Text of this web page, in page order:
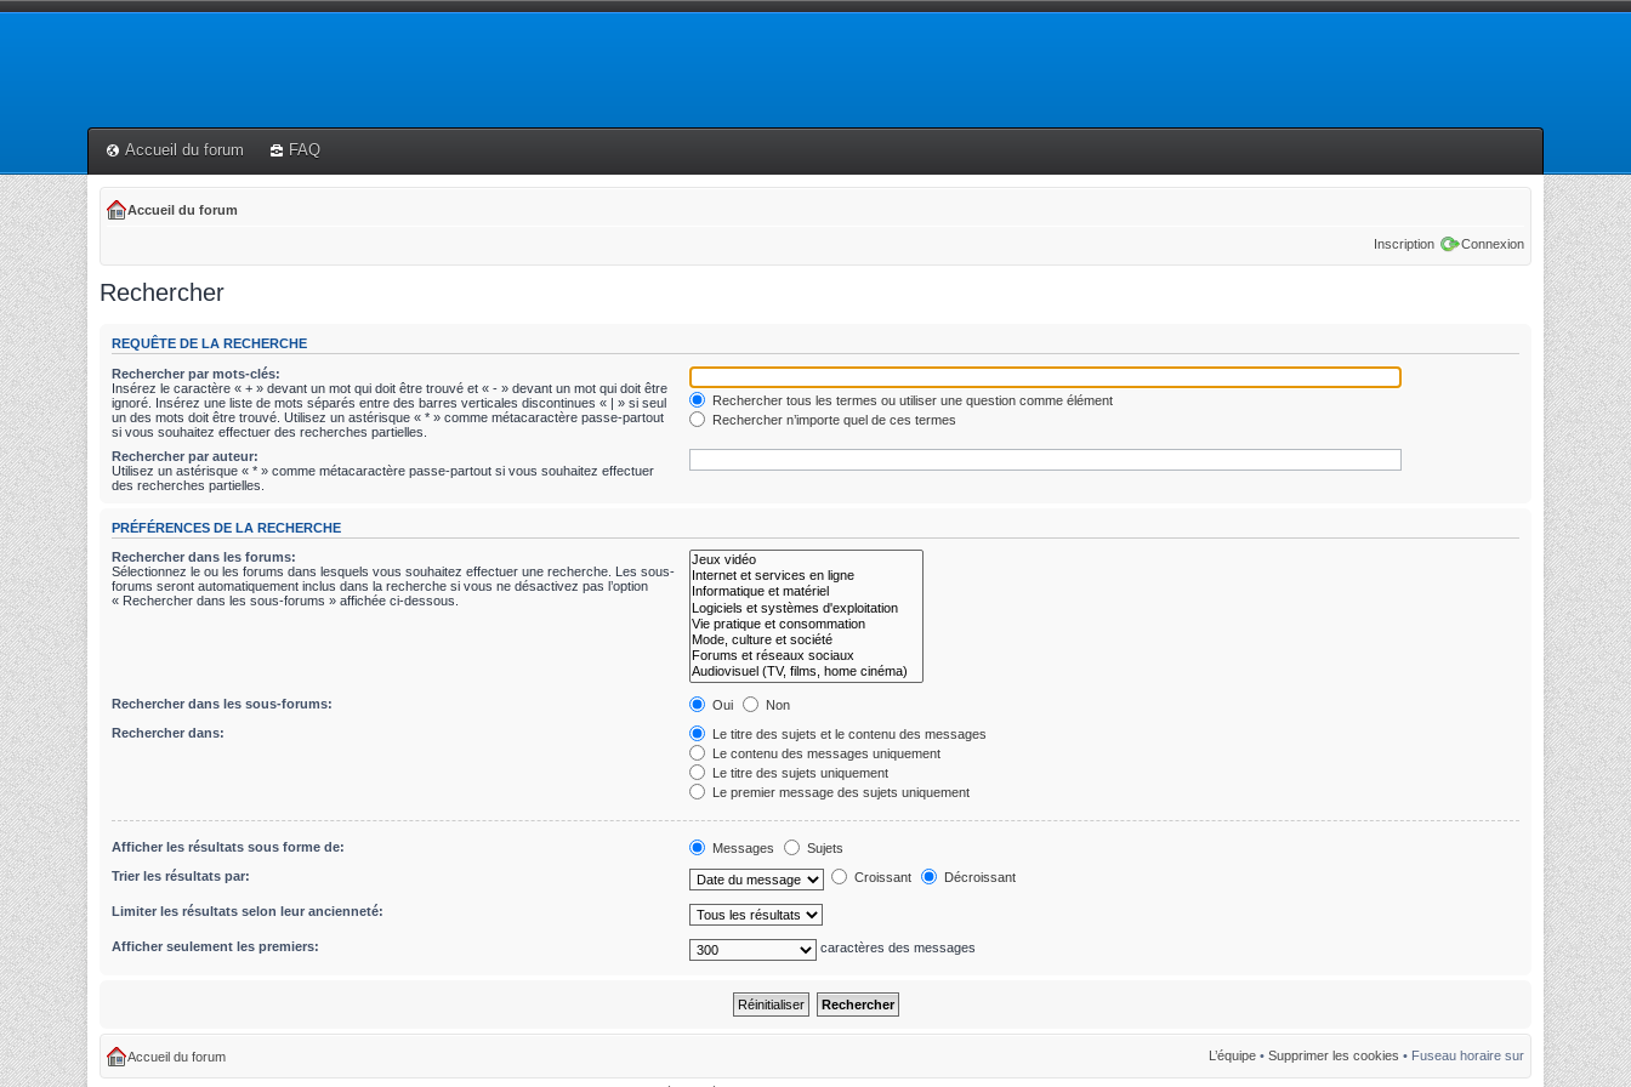
Accueil du forum FAQ
Accueil du forum
Inscription Connexion
Rechercher
REQUÊTE DE LA RECHERCHE
Rechercher par mots-clés:
Insérez le caractère « + » devant un mot qui doit être trouvé et « - » devant un mot qui doit être
ignoré. Insérez une liste de mots séparés entre des barres verticales discontinues « | » si seul
un des mots doit être trouvé. Utilisez un astérisque « * » comme métacaractère passe-partout
si vous souhaitez effectuer des recherches partielles.
Rechercher tous les termes ou utiliser une question comme élément
Rechercher n’importe quel de ces termes
Rechercher par auteur:
Utilisez un astérisque « * » comme métacaractère passe-partout si vous souhaitez effectuer
des recherches partielles.
PRÉFÉRENCES DE LA RECHERCHE
Rechercher dans les forums:
Sélectionnez le ou les forums dans lesquels vous souhaitez effectuer une recherche. Les sous-
forums seront automatiquement inclus dans la recherche si vous ne désactivez pas l’option
« Rechercher dans les sous-forums » affichée ci-dessous.
Rechercher dans les sous-forums: Oui
Non
Rechercher dans:
Le titre des sujets et le contenu des messages
Le contenu des messages uniquement
Le titre des sujets uniquement
Le premier message des sujets uniquement
Afficher les résultats sous forme de: Messages
Sujets
Trier les résultats par:
Croissant Décroissant
Limiter les résultats selon leur ancienneté:
Afficher seulement les premiers: caractères des messages
Accueil du forum L’équipe • Supprimer les cookies • Fuseau horaire sur